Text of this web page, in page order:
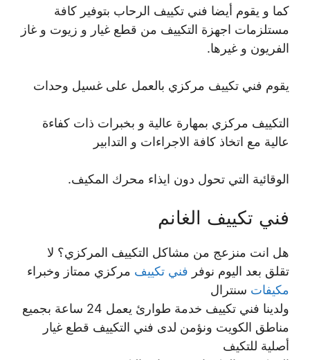
كما و يقوم أيضا فني تكييف الرحاب بتوفير كافة
مستلزمات اجهزة التكييف من قطع غيار و زيوت و غاز
الفريون و غيرها.
يقوم فني تكييف مركزي بالعمل على غسيل وحدات
التكييف مركزي بمهارة عالية و بخبرات ذات كفاءة
عالية مع اتخاذ كافة الاجراءات و التدابير
الوقائية التي تحول دون ايذاء محرك المكيف.
فني تكييف الغانم
هل انت منزعج من مشاكل التكييف المركزي؟ لا
تقلق بعد اليوم نوفر فني تكييف مركزي ممتاز وخبراء
مكيفات سنترال
ولدينا فني تكييف خدمة طوارئ يعمل 24 ساعة بجميع
مناطق الكويت ونؤمن لدى فني التكييف قطع غيار
أصلية للتكيف